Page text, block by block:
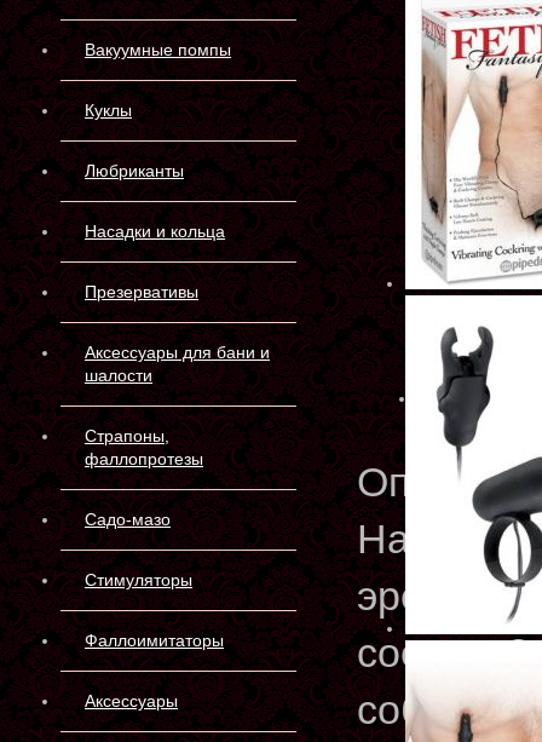
Вакуумные помпы
Куклы
Любриканты
Насадки и кольца
Презервативы
Аксессуары для бани и
шалости
Страпоны,
фаллопротезы
Садо-мазо
Стимуляторы
Фаллоимитаторы
Аксессуары
Набор
сосков.
собой. С